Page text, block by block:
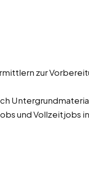
zur
und Vollzeitjobs